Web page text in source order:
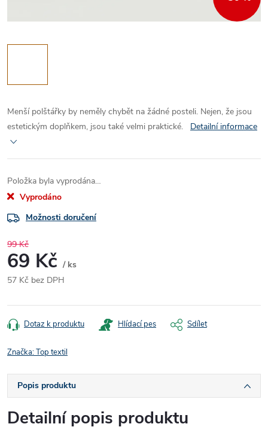
Menší polštářky by neměly chybět na žádné posteli. Nejen, že jsou
estetickým doplňkem, jsou také velmi praktické.
Detailní informace
Položka byla vyprodána…
Vyprodáno
Možnosti doručení
99 Kč
69 Kč / ks
57 Kč bez DPH
cena:
Dotaz k produktu Hlídací pes Sdílet
Značka:Top textil
Popis produktu
Detailní popis produktu